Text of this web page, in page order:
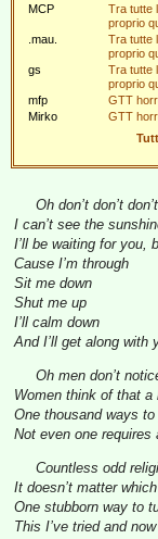
MCP
Tra tutte
proprio
.mau.
Tra tutte
proprio
gs
Tra tutte
proprio
mfp
GTT
Mirko
GTT
Oh don’t don’t
I can’t see the
I’ll be waiting for you,
Cause I’m through
Sit me down
Shut me up
I’ll calm down
And I’ll get along with
Oh men don’t
Women think of that a
One thousand ways
Not even one requires
Countless odd
It doesn’t matter
One stubborn way to
This I’ve tried and